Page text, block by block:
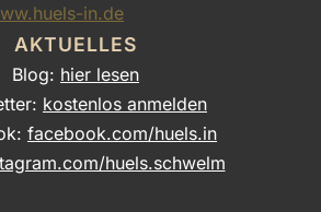
in.de
AKTUELLES
Blog: hier lesen
kostenlos anmelden
facebook.com/huels.in
huels.schwelm